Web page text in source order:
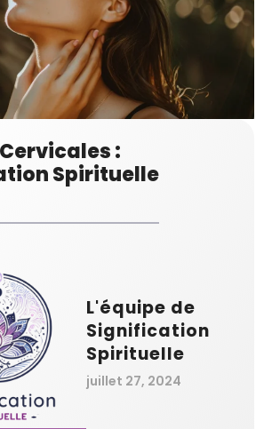
:
Spirituelle
L'équipe de
Signification
Spirituelle
juillet 27, 2024